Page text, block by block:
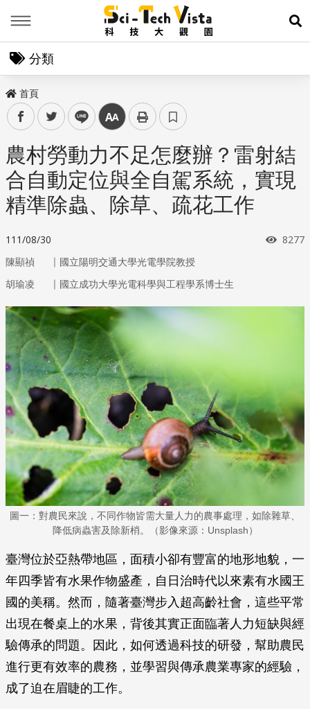
展
分類
首頁
facebooktwitter line 中
農村勞動力不足怎麼辦？雷射結
合自動定位與全自駕系統，實現
精準除蟲、除草、疏花工作
111/08/30 瀏覽
8277
陳顯禎 ｜ 國立陽明交通大學光電學院教授
胡瑜凌
｜ 國立成功大學光電科學與工程學系博士生
圖一：對農民來說，不同作物皆需大量人力的農事處理，如除雜草、
降低病蟲害及除新梢。（影像來源：Unsplash）
臺灣位於亞熱帶地區，面積小卻有豐富的地形地貌，一
年四季皆有水果作物盛產，自日治時代以來素有水國王
國的美稱。然而，隨著臺灣步入超高齡社會，這些平常
出現在餐桌上的水果，背後其實正面臨著人力短缺與經
驗傳承的問題。因此，如何透過科技的研發，幫助農民
進行更有效率的農務，並學習與傳承農業專家的經驗，
成了迫在眉睫的工作。